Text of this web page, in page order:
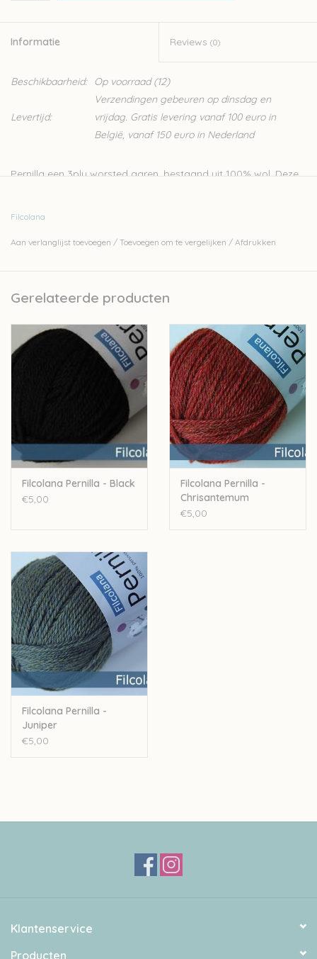
Informatie Reviews (0)
Beschikbaarheid: Op voorraad(12)
Levertijd:
Verzendingen gebeuren op dinsdag en
vrijdag. Gratis levering vanaf 100 euro in
België, vanaf 150 euro in Nederland
Pernilla een 3ply worsted garen, bestaand uit 100% wol. Deze
Sport weight
Stekenverhouding: 22-24st per 10cm
Handwas
Let op: de kleur op beeld kan afwijken van de werkelijke kleur.
Filcolana
Aan verlanglijst toevoegen / Toevoegen om te vergelijken / Afdrukken
Gerelateerde producten
Filcolana Pernilla - Black
€5,00
Filcolana Pernilla -
Chrisantemum
€5,00
Filcolana Pernilla -
Juniper
€5,00
Klantenservice
Producten